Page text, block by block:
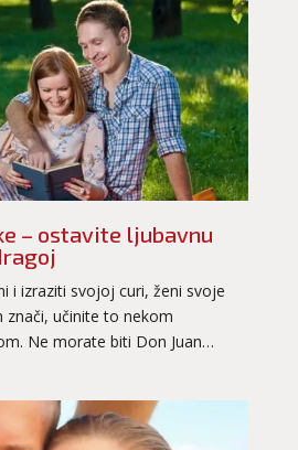
– ostavite ljubavnu
i izraziti svojoj curi, ženi svoje
učinite to nekom
Ne morate biti Don Juan…